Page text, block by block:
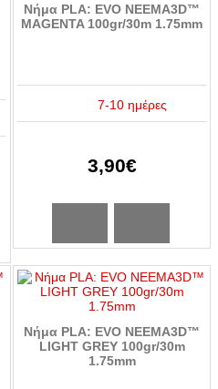
Νήμα PLA: EVO NEEMA3D™
MAGENTA 100gr/30m 1.75mm
7-10 ημέρες
3,90€
Νήμα PLA: EVO NEEMA3D™
LIGHT GREY 100gr/30m
1.75mm